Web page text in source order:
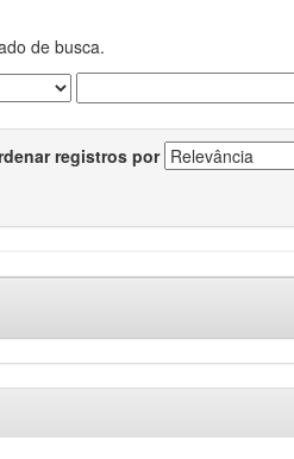
de busca.
registros por